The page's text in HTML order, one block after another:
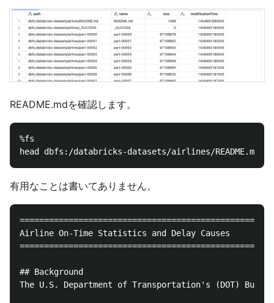
README.mdを確認します。
%fs
有用なことは書いてありません。
================================================
Airline On-Time Statistics and Delay Causes
================================================
## Background
The U.S. Department of Transportation's (DOT)